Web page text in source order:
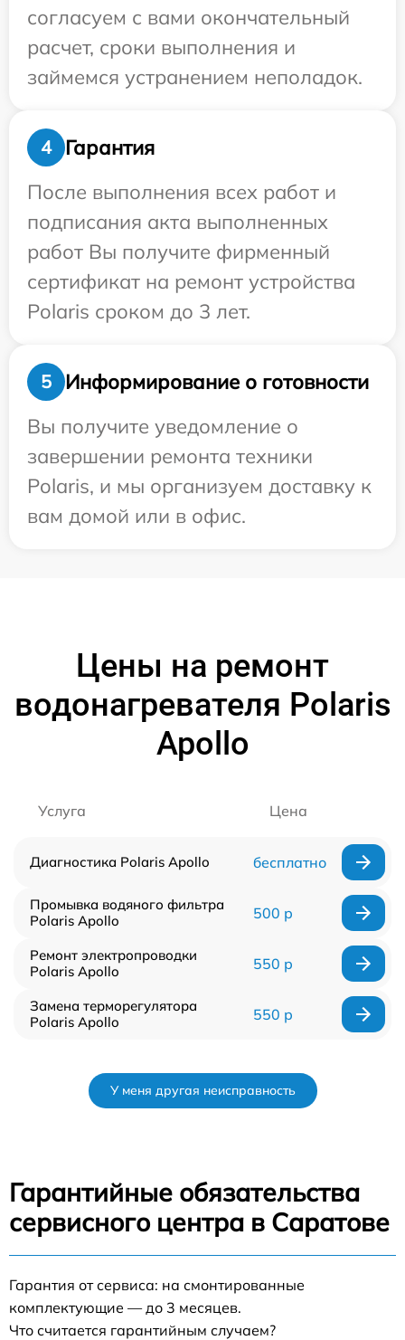
согласуем с вами окончательный
расчет, сроки выполнения и
займемся устранением неполадок.
4
Гарантия
После выполнения всех работ и
подписания акта выполненных
работ Вы получите фирменный
сертификат на ремонт устройства
Polaris сроком до 3 лет.
5
Информирование о готовности
Вы получите уведомление о
завершении ремонта техники
Polaris, и мы организуем доставку к
вам домой или в офис.
Цены на ремонт
водонагревателя Polaris
Apollo
Услуга Цена
Диагностика Polaris Apollo бесплатно
Промывка водяного фильтра
Polaris Apollo
500 р
Ремонт электропроводки
Polaris Apollo
550 р
Замена терморегулятора
Polaris Apollo
550 р
У меня другая неисправность
Гарантийные обязательства
сервисного центра в Саратове
Гарантия от сервиса: на смонтированные
комплектующие — до 3 месяцев.
Что считается гарантийным случаем?